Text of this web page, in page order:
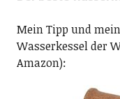
Mein Tipp und
Wasserkessel der
Amazon):